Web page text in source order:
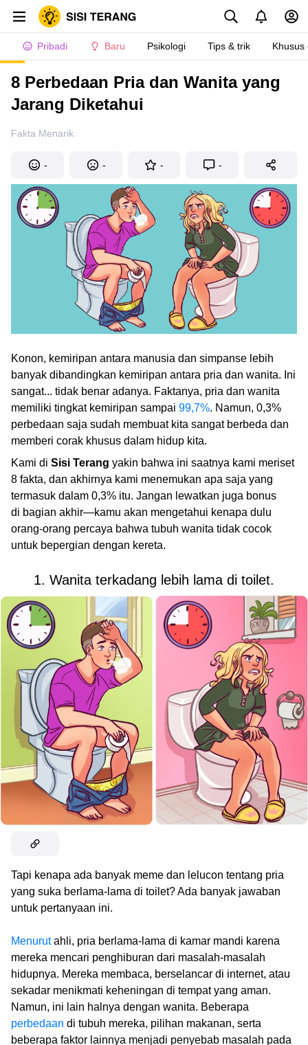
Pribadi Baru Psikologi Tips & trik Khusus
8 Perbedaan Pria dan Wanita yang
Jarang Diketahui
Fakta Menarik
- - - -
Konon, kemiripan antara manusia dan simpanse lebih
banyak dibandingkan kemiripan antara pria dan wanita. Ini
sangat... tidak benar adanya. Faktanya, pria dan wanita
memiliki tingkat kemiripan sampai 99,7%. Namun, 0,3%
perbedaan saja sudah membuat kita sangat berbeda dan
memberi corak khusus dalam hidup kita.
Kami di Sisi Terang yakin bahwa ini saatnya kami meriset
8 fakta, dan akhirnya kami menemukan apa saja yang
termasuk dalam 0,3% itu. Jangan lewatkan juga bonus
di bagian akhir—kamu akan mengetahui kenapa dulu
orang-orang percaya bahwa tubuh wanita tidak cocok
untuk bepergian dengan kereta.
1. Wanita terkadang lebih lama di toilet.
Tapi kenapa ada banyak meme dan lelucon tentang pria
yang suka berlama-lama di toilet? Ada banyak jawaban
untuk pertanyaan ini.
Menurutahli, pria berlama-lama di kamar mandi karena
mereka mencari penghiburan dari masalah-masalah
hidupnya. Mereka membaca, berselancar di internet, atau
sekadar menikmati keheningan di tempat yang aman.
Namun, ini lain halnya dengan wanita. Beberapa
perbedaan di tubuh mereka, pilihan makanan, serta
beberapa faktor lainnya menjadi penyebab masalah pada